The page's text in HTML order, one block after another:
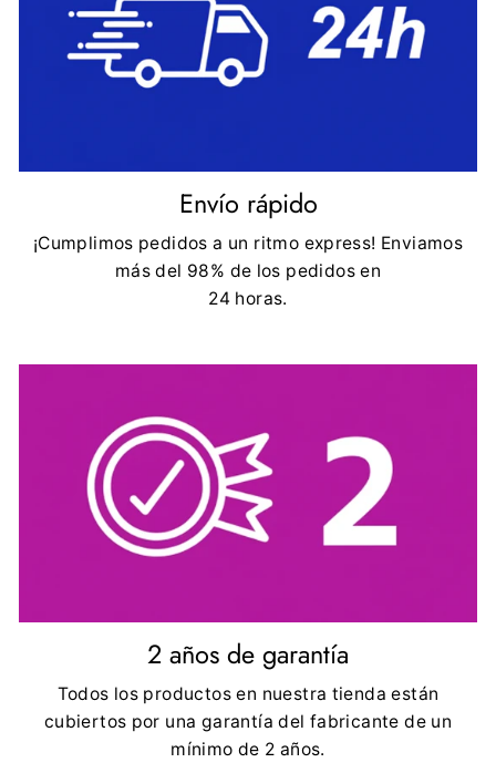
Envío rápido
¡Cumplimos pedidos a un ritmo express! Enviamos
más del 98% de los pedidos en
24 horas.
2 años de garantía
Todos los productos en nuestra tienda están
cubiertos por una garantía del fabricante de un
mínimo de 2 años.